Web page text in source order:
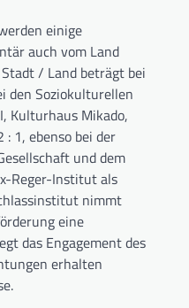
einige
auch vom Land
/ Land beträgt bei
den Soziokulturellen
Kulturhaus Mikado,
: 1, ebenso bei der
und dem
Reger-Institut als
nimmt
eine
das Engagement des
erhalten